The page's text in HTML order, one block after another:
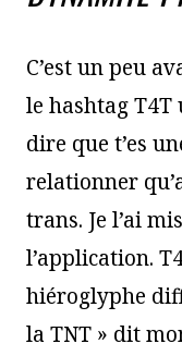
C’est un peu
le hashtag
dire que t’es
relationner
trans. Je l’ai
l’application.
hiéroglyphe
la TNT » dit